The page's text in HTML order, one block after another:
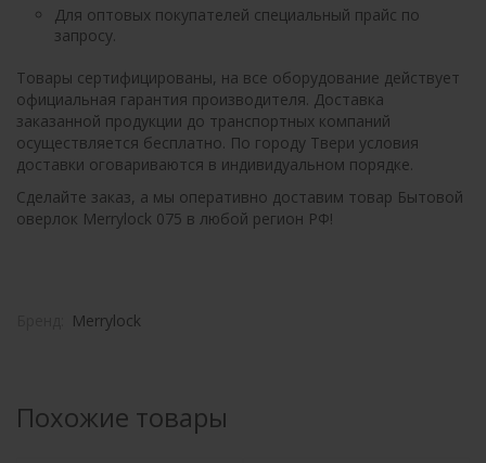
Для оптовых покупателей специальный прайс по
запросу.
Товары сертифицированы, на все оборудование действует
официальная гарантия производителя. Доставка
заказанной продукции до транспортных компаний
осуществляется бесплатно. По городу Твери условия
доставки оговариваются в индивидуальном порядке.
Сделайте заказ, а мы оперативно доставим товар Бытовой
оверлок Merrylock 075 в любой регион РФ!
Merrylock
Похожие товары